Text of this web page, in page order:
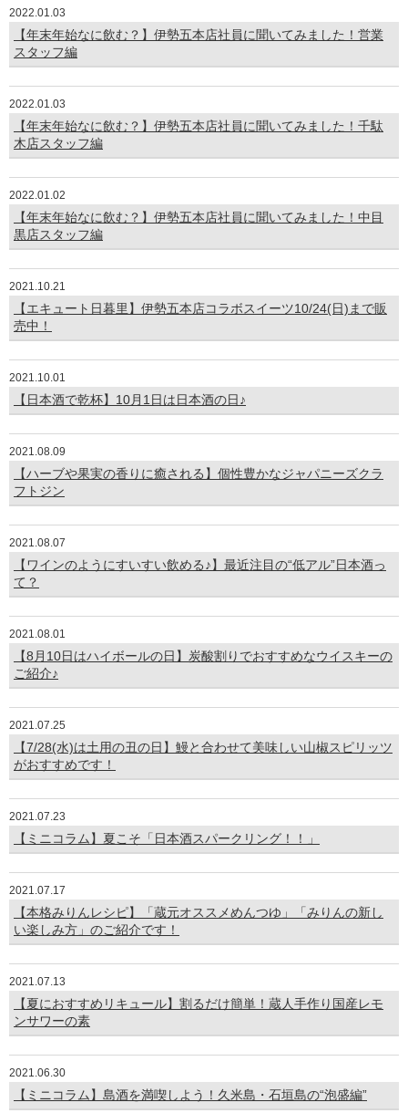
2022.01.03
【年末年始なに飲む？】伊勢五本店社員に聞いてみました！営業
スタッフ編
2022.01.03
【年末年始なに飲む？】伊勢五本店社員に聞いてみました！千駄
木店スタッフ編
2022.01.02
【年末年始なに飲む？】伊勢五本店社員に聞いてみました！中目
黒店スタッフ編
2021.10.21
【エキュート日暮里】伊勢五本店コラボスイーツ10/24(日)まで販
売中！
2021.10.01
【日本酒で乾杯】10月1日は日本酒の日♪
2021.08.09
【ハーブや果実の香りに癒される】個性豊かなジャパニーズクラ
フトジン
2021.08.07
【ワインのようにすいすい飲める♪】最近注目の“低アル”日本酒っ
て？
2021.08.01
【8月10日はハイボールの日】炭酸割りでおすすめなウイスキーの
ご紹介♪
2021.07.25
【7/28(水)は土用の丑の日】鰻と合わせて美味しい山椒スピリッツ
がおすすめです！
2021.07.23
【ミニコラム】夏こそ「日本酒スパークリング！！」
2021.07.17
【本格みりんレシピ】「蔵元オススメめんつゆ」「みりんの新し
い楽しみ方」のご紹介です！
2021.07.13
【夏におすすめリキュール】割るだけ簡単！蔵人手作り国産レモ
ンサワーの素
2021.06.30
【ミニコラム】島酒を満喫しよう！久米島・石垣島の“泡盛編”